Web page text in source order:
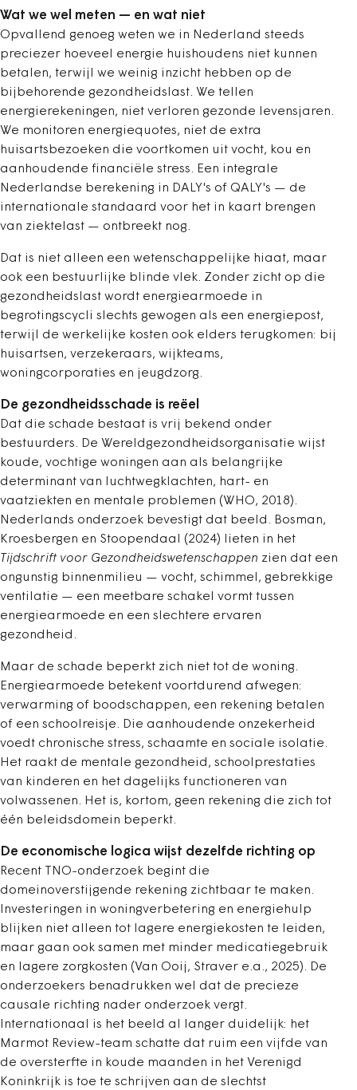
Wat we wel meten — en wat niet
Opvallend genoeg weten we in Nederland steeds
preciezer hoeveel energie huishoudens niet kunnen
betalen, terwijl we weinig inzicht hebben op de
bijbehorende gezondheidslast. We tellen
energierekeningen, niet verloren gezonde levensjaren.
We monitoren energiequotes, niet de extra
huisartsbezoeken die voortkomen uit vocht, kou en
aanhoudende financiële stress. Een integrale
Nederlandse berekening in DALY's of QALY's — de
internationale standaard voor het in kaart brengen
van ziektelast — ontbreekt nog.
Dat is niet alleen een wetenschappelijke hiaat, maar
ook een bestuurlijke blinde vlek. Zonder zicht op die
gezondheidslast wordt energiearmoede in
begrotingscycli slechts gewogen als een energiepost,
terwijl de werkelijke kosten ook elders terugkomen: bij
huisartsen, verzekeraars, wijkteams,
woningcorporaties en jeugdzorg.
De gezondheidsschade is reëel
Dat die schade bestaat is vrij bekend onder
bestuurders. De Wereldgezondheidsorganisatie wijst
koude, vochtige woningen aan als belangrijke
determinant van luchtwegklachten, hart- en
vaatziekten en mentale problemen (WHO, 2018).
Nederlands onderzoek bevestigt dat beeld. Bosman,
Kroesbergen en Stoopendaal (2024) lieten in het
Tijdschrift voor Gezondheidswetenschappen zien dat een
ongunstig binnenmilieu — vocht, schimmel, gebrekkige
ventilatie — een meetbare schakel vormt tussen
energiearmoede en een slechtere ervaren
gezondheid.
Maar de schade beperkt zich niet tot de woning.
Energiearmoede betekent voortdurend afwegen:
verwarming of boodschappen, een rekening betalen
of een schoolreisje. Die aanhoudende onzekerheid
voedt chronische stress, schaamte en sociale isolatie.
Het raakt de mentale gezondheid, schoolprestaties
van kinderen en het dagelijks functioneren van
volwassenen. Het is, kortom, geen rekening die zich tot
één beleidsdomein beperkt.
De economische logica wijst dezelfde richting op
Recent TNO-onderzoek begint die
domeinoverstijgende rekening zichtbaar te maken.
Investeringen in woningverbetering en energiehulp
blijken niet alleen tot lagere energiekosten te leiden,
maar gaan ook samen met minder medicatiegebruik
en lagere zorgkosten (Van Ooij, Straver e.a., 2025). De
onderzoekers benadrukken wel dat de precieze
causale richting nader onderzoek vergt.
Internationaal is het beeld al langer duidelijk: het
Marmot Review-team schatte dat ruim een vijfde van
de oversterfte in koude maanden in het Verenigd
Koninkrijk is toe te schrijven aan de slechtst